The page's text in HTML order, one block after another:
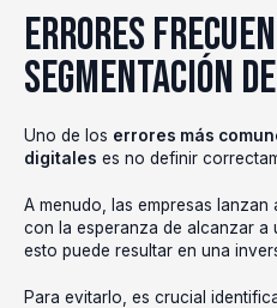
Errores
segmentación
Uno de los errores más
digitales es no definir
A menudo, las empresas
con la esperanza de alcanzar a
esto puede resultar en una
Para evitarlo, es crucial